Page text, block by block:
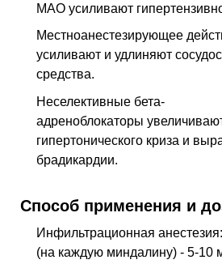
МАО усиливают
Местноанестезирующее
усиливают и удлиняют
средства.
Неселективные бета-
адреноблокаторы
гипертонического криза и
брадикардии.
Способ применения и
Инфильтрационная
(на каждую миндалину) - 5-10